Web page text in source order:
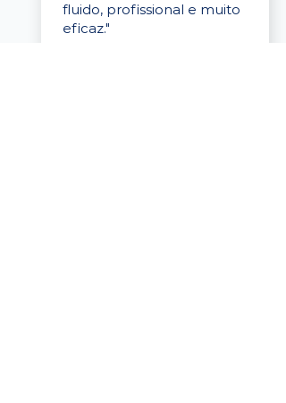
fluido, profissional e muito
eficaz."